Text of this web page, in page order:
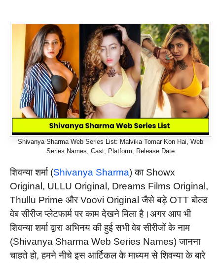
Shivanya Sharma Web Series List: Malvika Tomar Kon Hai, Web
Series Names, Cast, Platform, Release Date
शिवन्या शर्मा (Shivanya Sharma) का Showx
Original, ULLU Original, Dreams Films Original,
Thullu Prime और Voovi Original जैसे बड़े OTT बोल्ड
वेब सीरीज प्लेटफार्म पर काम देखने मिला है।अगर आप भी
शिवन्या शर्मा द्वारा अभिनय की हुई सभी वेब सीरीजों के नाम
(Shivanya Sharma Web Series Names) जानना
चाहते हो, हमने नीचे इस आर्टिकल के माध्यम से शिवन्या के बारे